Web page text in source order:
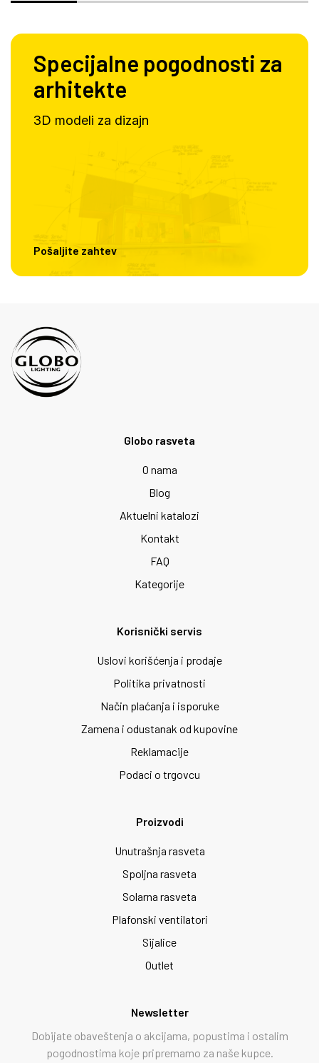
Specijalne pogodnosti za
arhitekte
3D modeli za dizajn
Pošaljite zahtev
Globo rasveta
O nama
Blog
Aktuelni katalozi
Kontakt
FAQ
Kategorije
Korisnički servis
Uslovi korišćenja i prodaje
Politika privatnosti
Način plaćanja i isporuke
Zamena i odustanak od kupovine
Reklamacije
Podaci o trgovcu
Proizvodi
Unutrašnja rasveta
Spoljna rasveta
Solarna rasveta
Plafonski ventilatori
Sijalice
Outlet
Newsletter
Dobijate obaveštenja o akcijama, popustima i ostalim
pogodnostima koje pripremamo za naše kupce.